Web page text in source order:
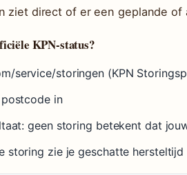
ziet direct of er een geplande of
KPN-status?
service/storingen (KPN
in
geen storing betekent dat
storing zie je geschatte